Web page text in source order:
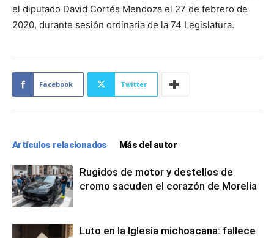
el diputado David Cortés Mendoza el 27 de febrero de
2020, durante sesión ordinaria de la 74 Legislatura.
Facebook Twitter
Artículos relacionados Más del autor
Rugidos de motor y destellos de
cromo sacuden el corazón de Morelia
Luto en la Iglesia michoacana: fallece